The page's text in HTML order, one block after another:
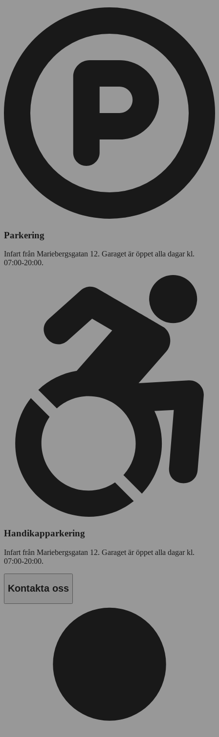
Parkering
Infart från Mariebergsgatan 12. Garaget är öppet alla dagar kl.
07:00-20:00.
Handikapparkering
Infart från Mariebergsgatan 12. Garaget är öppet alla dagar kl.
07:00-20:00.
Kontakta oss